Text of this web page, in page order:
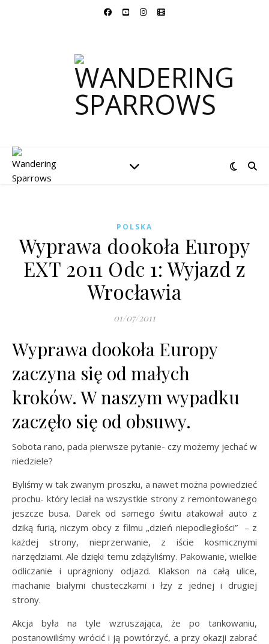
POLSKA
Wyprawa dookoła Europy
EXT 2011 Odc 1: Wyjazd z
Wrocławia
01/07/2011
Wyprawa dookoła Europy
zaczyna się od małych
kroków. W naszym wypadku
zaczęło się od obsuwy.
Sobota rano, pada pierwsze pytanie- czy możemy jechać w
niedziele?
Byliśmy w tak zwanym proszku, a nawet można powiedzieć
prochu- który leciał na wszystkie strony z remontowanego
jeszcze busa. Darek od samego świtu atakował auto z
dziką furią, niczym obcy z filmu „dzień niepodległości” – z
każdej strony, nieprzerwanie, z iście kosmicznymi
narzędziami. Ale dzięki temu zdążyliśmy. Pakowanie, wielkie
odliczanie i upragniony odjazd. Klakson na całą ulice,
machanie białymi chusteczkami i łzy z jednej i drugiej
strony.
Akcja była na tyle wzruszająca, że po tankowaniu,
postanowiliśmy wrócić i ją powtórzyć, a przy okazji zabrać